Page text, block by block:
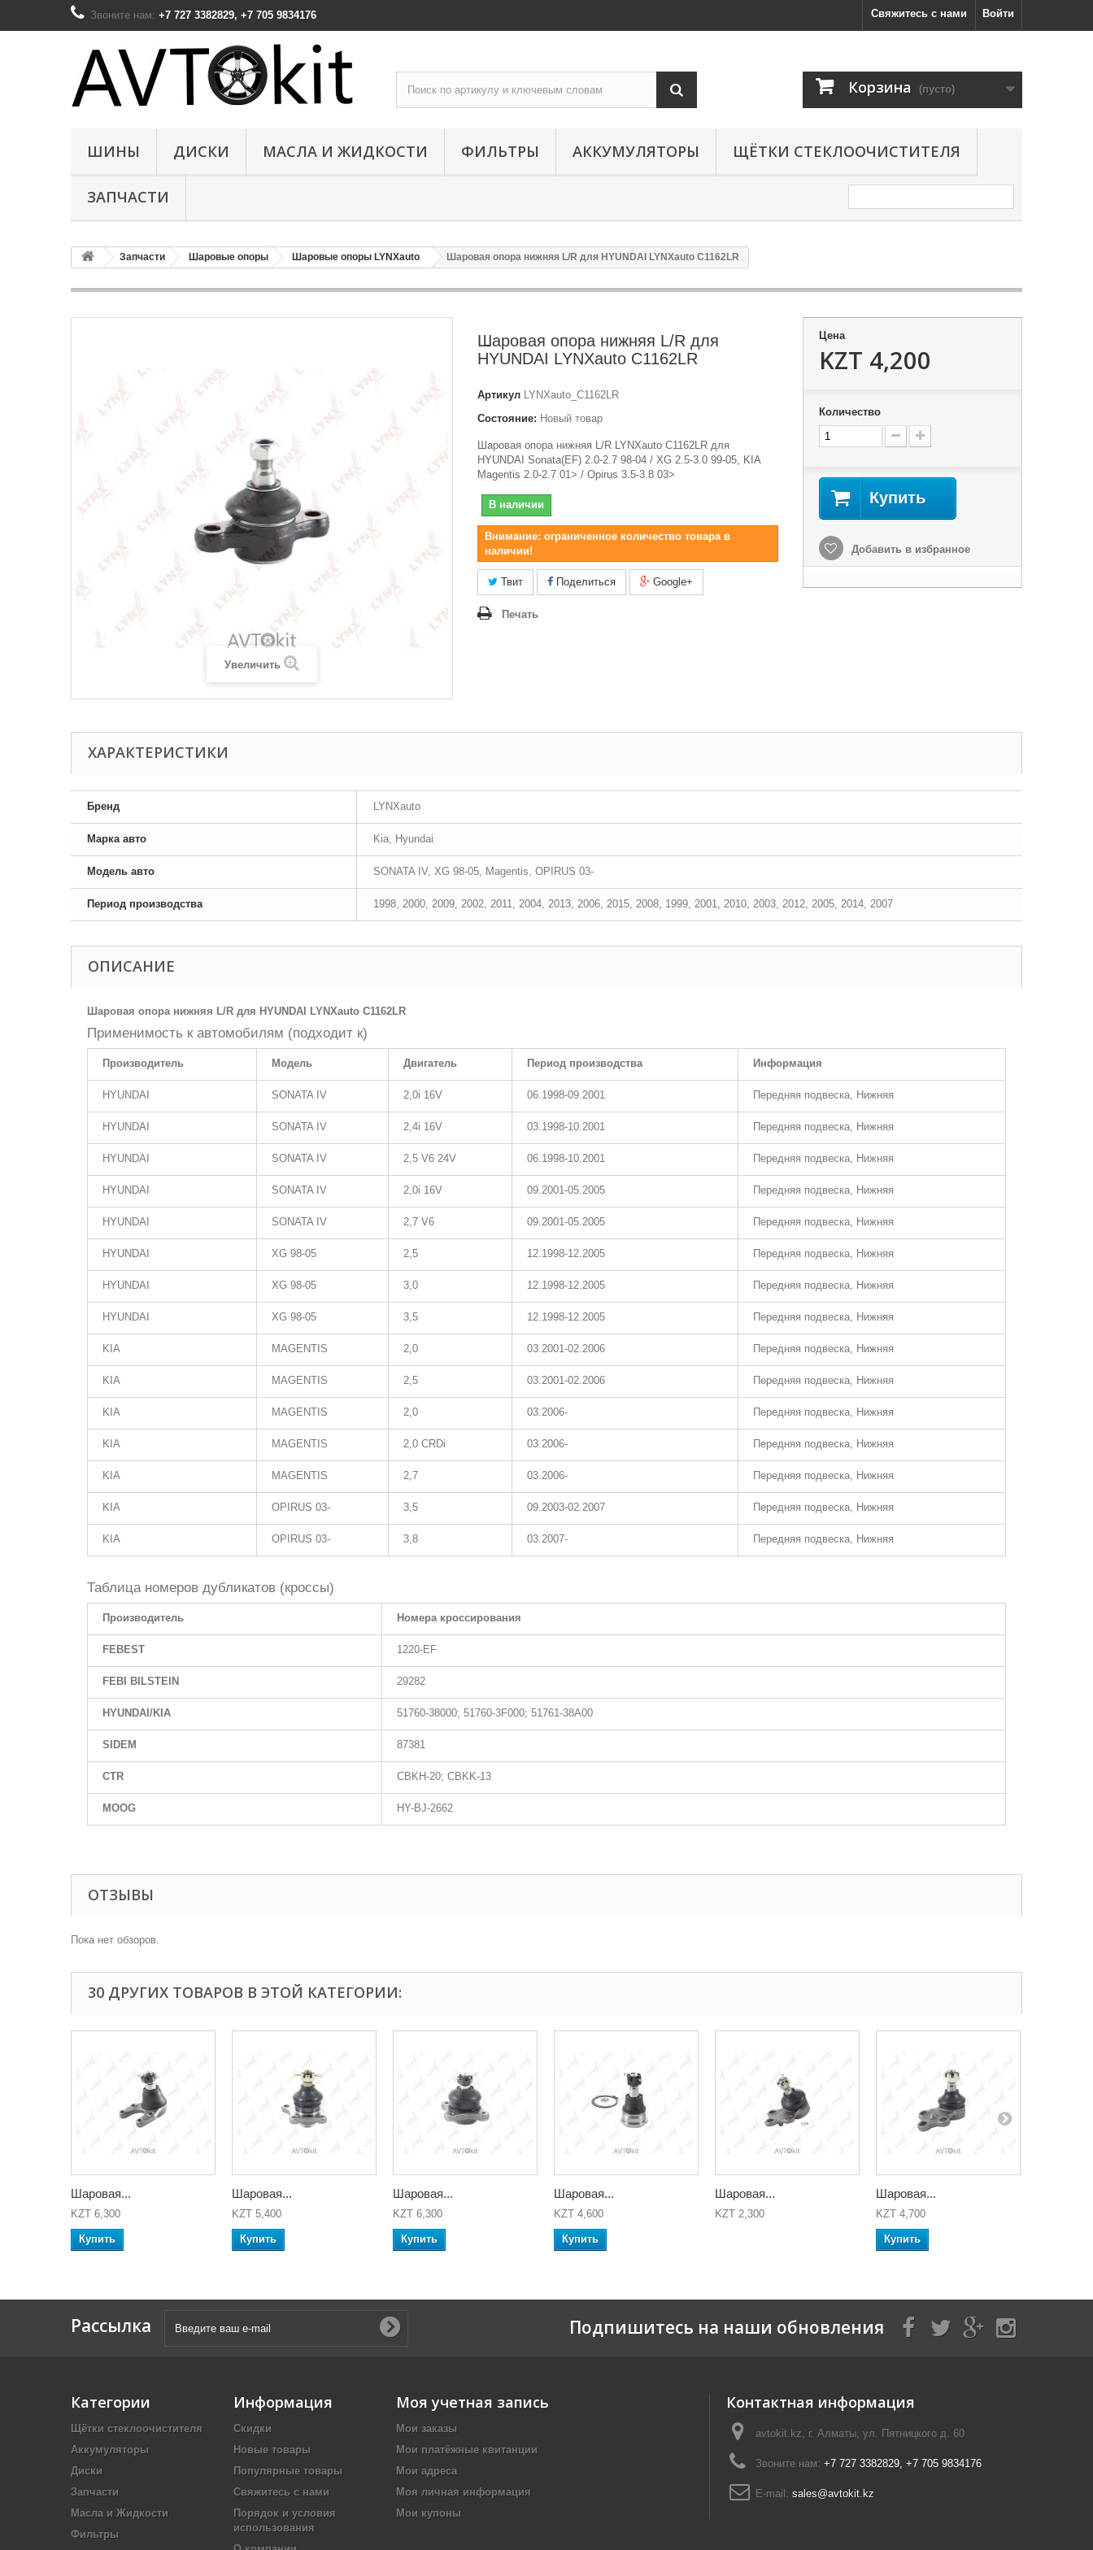
Войти
Свяжитесь с нами
Звоните нам: +7 727 3382829, +7 705 9834176
Корзина (пусто)
ШИНЫ ДИСКИ МАСЛА И ЖИДКОСТИ ФИЛЬТРЫ АККУМУЛЯТОРЫ ЩЁТКИ СТЕКЛООЧИСТИТЕЛЯ
ЗАПЧАСТИ
Запчасти Шаровые опоры Шаровые опоры LYNXauto Шаровая опора нижняя L/R для HYUNDAI LYNXauto C1162LR
Увеличить
Шаровая опора нижняя L/R для
HYUNDAI LYNXauto C1162LR
Артикул LYNXauto_C1162LR
Состояние: Новый товар
Шаровая опора нижняя L/R LYNXauto C1162LR для
HYUNDAI Sonata(EF) 2.0-2.7 98-04 / XG 2.5-3.0 99-05, KIA
Magentis 2.0-2.7 01> / Opirus 3.5-3.8 03>
В наличии
Внимание: ограниченное количество товара в
наличии!
Твит Поделиться Google+
Печать
Цена
KZT 4,200
Количество
Купить
Добавить в избранное
ХАРАКТЕРИСТИКИ
Бренд LYNXauto
Марка авто Kia, Hyundai
Модель авто SONATA IV, XG 98-05, Magentis, OPIRUS 03-
Период производства 1998, 2000, 2009, 2002, 2011, 2004, 2013, 2006, 2015, 2008, 1999, 2001, 2010, 2003, 2012, 2005, 2014, 2007
ОПИСАНИЕ
Шаровая опора нижняя L/R для HYUNDAI LYNXauto C1162LR
Применимость к автомобилям (подходит к)
Производитель Модель Двигатель Период производства Информация
HYUNDAI SONATA IV 2,0i 16V 06.1998-09.2001 Передняя подвеска, Нижняя
HYUNDAI SONATA IV 2,4i 16V 03.1998-10.2001 Передняя подвеска, Нижняя
HYUNDAI SONATA IV 2,5 V6 24V 06.1998-10.2001 Передняя подвеска, Нижняя
HYUNDAI SONATA IV 2,0i 16V 09.2001-05.2005 Передняя подвеска, Нижняя
HYUNDAI SONATA IV 2,7 V6 09.2001-05.2005 Передняя подвеска, Нижняя
HYUNDAI XG 98-05 2,5 12.1998-12.2005 Передняя подвеска, Нижняя
HYUNDAI XG 98-05 3,0 12.1998-12.2005 Передняя подвеска, Нижняя
HYUNDAI XG 98-05 3,5 12.1998-12.2005 Передняя подвеска, Нижняя
KIA MAGENTIS 2,0 03.2001-02.2006 Передняя подвеска, Нижняя
KIA MAGENTIS 2,5 03.2001-02.2006 Передняя подвеска, Нижняя
KIA MAGENTIS 2,0 03.2006- Передняя подвеска, Нижняя
KIA MAGENTIS 2,0 CRDi 03.2006- Передняя подвеска, Нижняя
KIA MAGENTIS 2,7 03.2006- Передняя подвеска, Нижняя
KIA OPIRUS 03- 3,5 09.2003-02.2007 Передняя подвеска, Нижняя
KIA OPIRUS 03- 3,8 03.2007- Передняя подвеска, Нижняя
Таблица номеров дубликатов (кроссы)
Производитель Номера кроссирования
FEBEST 1220-EF
FEBI BILSTEIN 29282
HYUNDAI/KIA 51760-38000; 51760-3F000; 51761-38A00
SIDEM 87381
CTR CBKH-20; CBKK-13
MOOG HY-BJ-2662
ОТЗЫВЫ
Пока нет обзоров.
30 ДРУГИХ ТОВАРОВ В ЭТОЙ КАТЕГОРИИ:
Шаровая...
KZT 6,300
Купить
Шаровая...
KZT 5,400
Купить
Шаровая...
KZT 6,300
Купить
Шаровая...
KZT 4,600
Купить
Шаровая...
KZT 2,300
Шаровая...
KZT 4,700
Купить
Рассылка Подпишитесь на наши обновления
Категории
Щётки стеклоочистителя
Аккумуляторы
Диски
Запчасти
Масла и Жидкости
Фильтры
Информация
Скидки
Новые товары
Популярные товары
Свяжитесь с нами
Порядок и условия
использования
Моя учетная запись
Мои заказы
Мои платёжные квитанции
Мои адреса
Моя личная информация
Мои купоны
Контактная информация
avtokit.kz, г. Алматы, ул. Пятницкого д. 60
Звоните нам: +7 727 3382829, +7 705 9834176
E-mail: sales@avtokit.kz